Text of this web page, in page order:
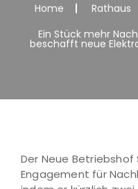
Home Rathaus
Ein Stück mehr
beschafft neue
Der Neue Betriebshof
Engagement für